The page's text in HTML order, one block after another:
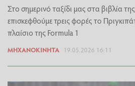
Στο σημερινό ταξίδι μας στα βιβλία
επισκεφθούμε τρεις φορές το
πλαίσιο της Formula 1
ΜΗΧΑΝΟΚΊΝΗΤΑ 19.05.2026 16:11